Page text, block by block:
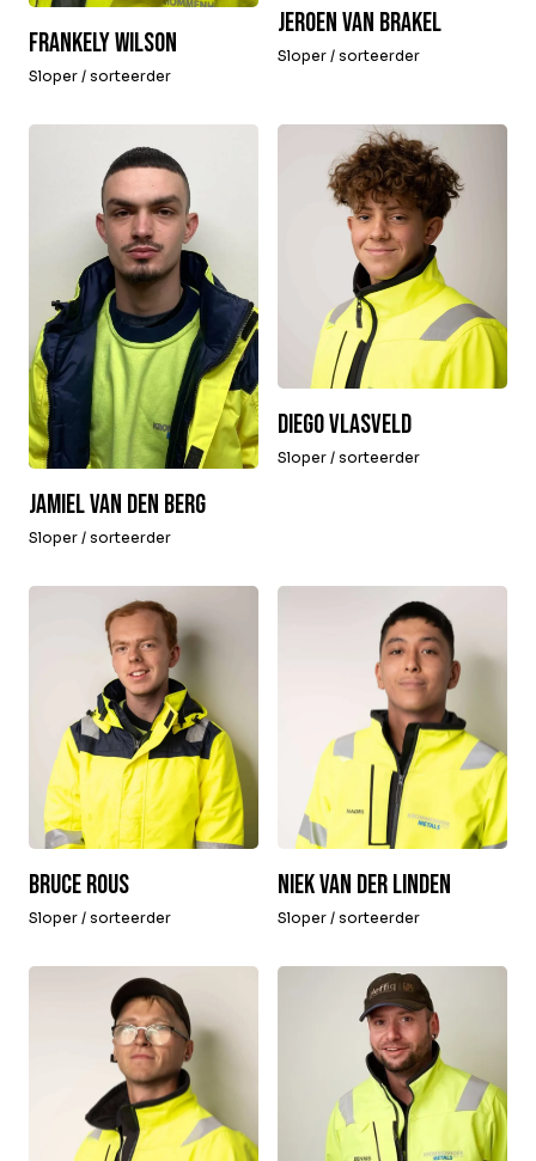
Frankely Wilson
Sloper / sorteerder
Jeroen van Brakel
Sloper / sorteerder
Jamiel van den Berg
Sloper / sorteerder
Diego Vlasveld
Sloper / sorteerder
Bruce Rous
Sloper / sorteerder
Niek van der Linden
Sloper / sorteerder